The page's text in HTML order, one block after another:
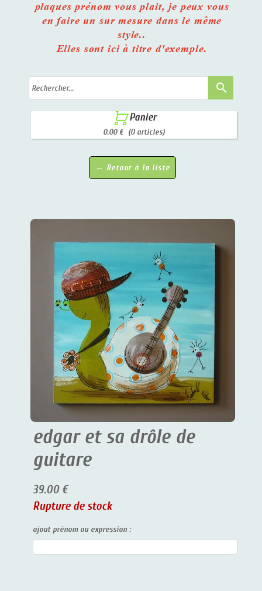
plaques prénom vous plait, je peux vous
en faire un sur mesure dans le même
style..
Elles sont ici à titre d'exemple.
search
 Panier
0.00 € (0 articles)
← Retour à la liste
edgar et sa drôle de
guitare
39.00 €
Rupture de stock
ajout prénom ou expression :